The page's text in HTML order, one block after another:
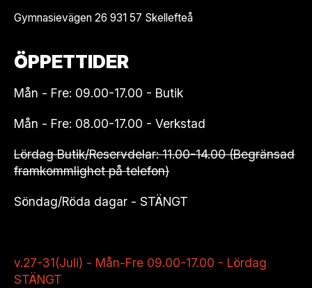
Gymnasievägen 26 931 57 Skellefteå
ÖPPETTIDER
Mån - Fre: 09.00-17.00 - Butik
Mån - Fre: 08.00-17.00 - Verkstad
Lördag Butik/Reservdelar: 11.00-14.00 (Begränsad
framkommlighet på telefon)
Söndag/Röda dagar - STÄNGT
v.27-31(Juli) - Mån-Fre 09.00-17.00 - Lördag
STÄNGT